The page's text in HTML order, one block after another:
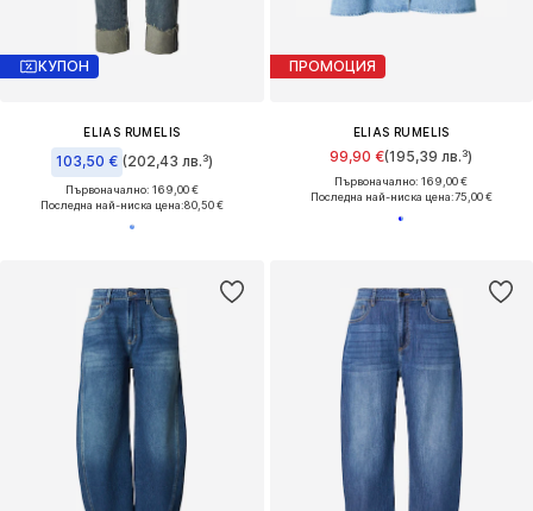
КУПОН
ELIAS RUMELIS
103,50 € (202,43 лв.³)
Първоначално: 169,00 €
Последна най-ниска цена:80,50 €
ПРОМОЦИЯ
ELIAS RUMELIS
99,90 €(195,39 лв.³)
Първоначално: 169,00 €
Последна най-ниска цена:75,00 €